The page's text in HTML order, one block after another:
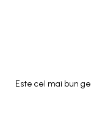
Este cel mai bun